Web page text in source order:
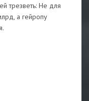
трезветь: Не для
а гейропу